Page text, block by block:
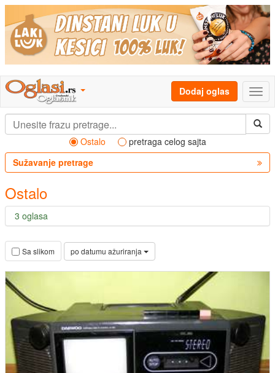
Dodaj oglas
Ostalo
pretraga celog sajta
Sužavanje pretrage
Ostalo
3 oglasa
Sa slikom po datumu ažuriranja